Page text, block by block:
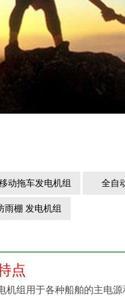
动拖车发电机组 全自
棚 发电机组
点
机组用于各种船舶的主电